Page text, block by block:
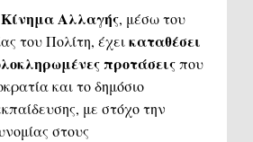
Αλλαγής, μέσω του
του Πολίτη, έχεικαταθέσει
προτάσειςπου
και το δημόσιο
με στόχο την
στους